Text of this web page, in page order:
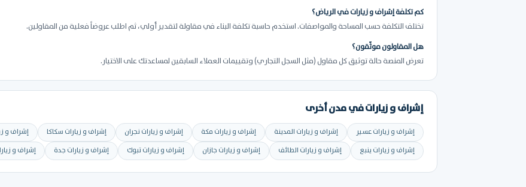
كم تكلفة إشراف و زيارات في الرياض؟
تختلف التكلفة حسب المساحة والمواصفات. استخدم حاسبة تكلفة البناء في مقاولة لتقدير أولي، ثم اطلب عروضاً فعلية من المقاولين.
هل المقاولون موثّقون؟
تعرض المنصة حالة توثيق كل مقاول (مثل السجل التجاري) وتقييمات العملاء السابقين لمساعدتك على الاختيار.
إشراف و زيارات في مدن أخرى
إشراف و زيارات عسير إشراف و زيارات المدينة إشراف و زيارات مكة إشراف و زيارات نجران إشراف و زيارات سكاكا إشراف و
إشراف و زيارات ينبع
إشراف و زيارات الطائف إشراف و زيارات جازان إشراف و زيارات تبوك إشراف و زيارات جدة إشراف و